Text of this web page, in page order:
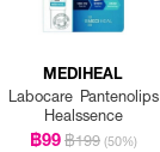
MEDIHEAL
Labocare Pantenolips
Healssence
฿99฿199 (50%)